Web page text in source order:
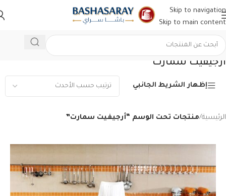
Skip to navigation
Skip to main content
أرجيفيت سمارت
إظهار الشريط الجانبي
الرئيسية/منتجات تحت الوسم “أرجيفيت سمارت”